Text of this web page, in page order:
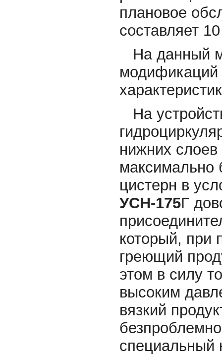
плановое
составляет
На данный
модификаций
На
нижних
максимально
цистерн в
УСН-175Г
который, при
греющий
этом в силу
высоким
вязкий
специальный